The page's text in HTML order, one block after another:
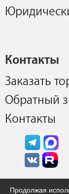
Контакты
Заказать
Обратный
Контакты
Продолжая